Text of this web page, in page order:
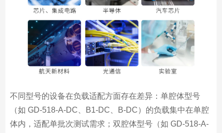
不同型号的设备在负载适配方面存在差异：单腔体型号
（如 GD-518-A-DC、B1-DC、B-DC）的负载集中在单腔
体内，适配单批次测试需求；双腔体型号（如 GD-518-A-